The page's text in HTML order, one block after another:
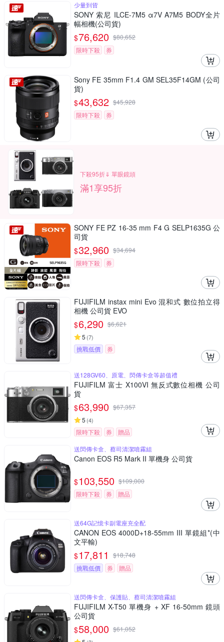
少量到貨
SONY 索尼 ILCE-7M5 α7V A7M5 BODY全片
幅相機(公司貨)
$76,620 $80,652
限時下殺
券
Sony FE 35mm F1.4 GM SEL35F14GM (公司
貨)
$43,632 $45,928
限時下殺
券
下殺95折⇓ 單眼鏡頭
滿1享95折
SONY FE PZ 16-35 mm F4 G SELP1635G 公
司貨
$32,960 $34,694
限時下殺
券
FUJIFILM instax mini Evo 混和式 數位拍立得
相機 公司貨 EVO
$6,290 $6,621
5 (7)
挑戰低價 券
送128GV60、原電、閃傳卡盒等超值禮
FUJIFILM 富士 X100VI 無反式數位相機 公司
貨
$63,990 $67,357
5 (4)
限時下殺 券
贈品
送閃傳卡盒、蔡司清潔噴霧組
Canon EOS R5 Mark II 單機身 公司貨
$103,550 $109,000
限時下殺
券 贈品
送64G記憶卡副電座充全配
CANON EOS 4000D+18-55mm III 單鏡組*(中
文平輸)
$17,811 $18,748
挑戰低價
券 贈品
送閃傳卡盒、保護貼、蔡司清潔噴霧組
FUJIFILM X-T50 單機身 + XF 16-50mm 鏡頭
公司貨
$58,000 $61,052